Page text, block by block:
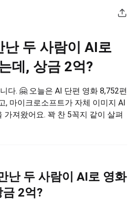
난 두 사람이 AI로
데, 상금 2억?
다. 🤗 오늘은 AI 단편 영화 8,752편
, 마이크로소프트가 자체 이미지 AI
가져왔어요. 꽉 찬 5꼭지 같이 살펴
난 두 사람이 AI로 영화
2억?